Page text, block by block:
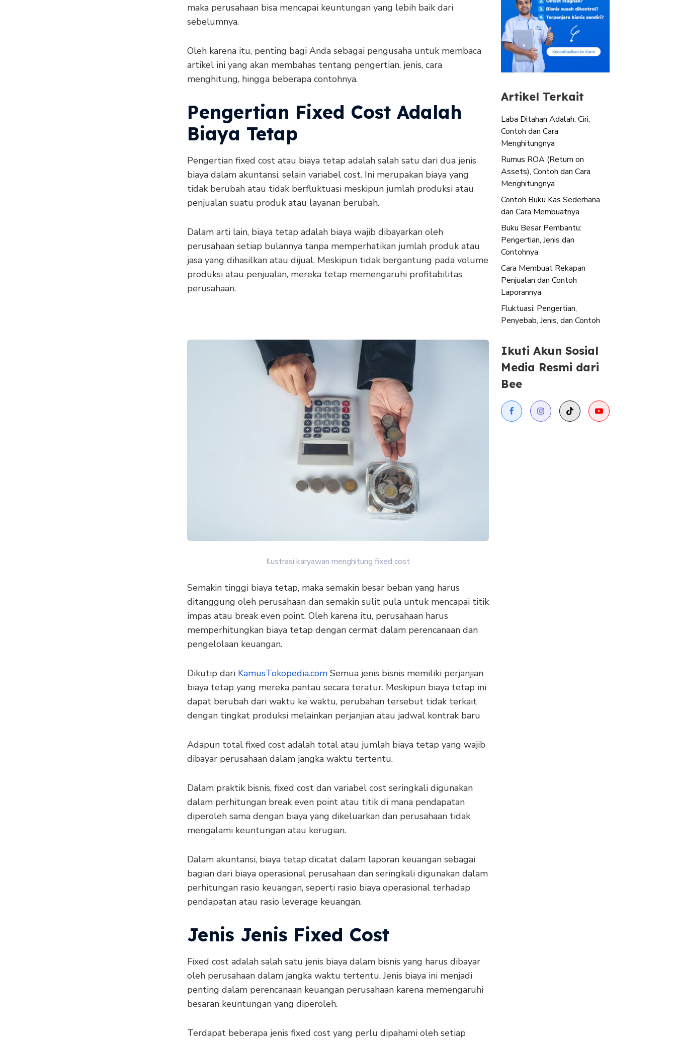
maka perusahaan bisa mencapai keuntungan yang lebih baik dari
sebelumnya.
Oleh karena itu, penting bagi Anda sebagai pengusaha untuk membaca
artikel ini yang akan membahas tentang pengertian, jenis, cara
menghitung, hingga beberapa contohnya.
Pengertian Fixed Cost Adalah
Biaya Tetap
Pengertian fixed cost atau biaya tetap adalah salah satu dari dua jenis
biaya dalam akuntansi, selain variabel cost. Ini merupakan biaya yang
tidak berubah atau tidak berfluktuasi meskipun jumlah produksi atau
penjualan suatu produk atau layanan berubah.
Dalam arti lain, biaya tetap adalah biaya wajib dibayarkan oleh
perusahaan setiap bulannya tanpa memperhatikan jumlah produk atau
jasa yang dihasilkan atau dijual. Meskipun tidak bergantung pada volume
produksi atau penjualan, mereka tetap memengaruhi profitabilitas
perusahaan.
Ilustrasi karyawan menghitung fixed cost
Semakin tinggi biaya tetap, maka semakin besar beban yang harus
ditanggung oleh perusahaan dan semakin sulit pula untuk mencapai titik
impas atau break even point. Oleh karena itu, perusahaan harus
memperhitungkan biaya tetap dengan cermat dalam perencanaan dan
pengelolaan keuangan.
Dikutip dari KamusTokopedia.com Semua jenis bisnis memiliki perjanjian
biaya tetap yang mereka pantau secara teratur. Meskipun biaya tetap ini
dapat berubah dari waktu ke waktu, perubahan tersebut tidak terkait
dengan tingkat produksi melainkan perjanjian atau jadwal kontrak baru
Adapun total fixed cost adalah total atau jumlah biaya tetap yang wajib
dibayar perusahaan dalam jangka waktu tertentu.
Dalam praktik bisnis, fixed cost dan variabel cost seringkali digunakan
dalam perhitungan break even point atau titik di mana pendapatan
diperoleh sama dengan biaya yang dikeluarkan dan perusahaan tidak
mengalami keuntungan atau kerugian.
Dalam akuntansi, biaya tetap dicatat dalam laporan keuangan sebagai
bagian dari biaya operasional perusahaan dan seringkali digunakan dalam
perhitungan rasio keuangan, seperti rasio biaya operasional terhadap
pendapatan atau rasio leverage keuangan.
Jenis Jenis Fixed Cost
Fixed cost adalah salah satu jenis biaya dalam bisnis yang harus dibayar
oleh perusahaan dalam jangka waktu tertentu. Jenis biaya ini menjadi
penting dalam perencanaan keuangan perusahaan karena memengaruhi
besaran keuntungan yang diperoleh.
Terdapat beberapa jenis fixed cost yang perlu dipahami oleh setiap
Artikel Terkait
Laba Ditahan Adalah: Ciri,
Contoh dan Cara
Menghitungnya
Rumus ROA (Return on
Assets), Contoh dan Cara
Menghitungnya
Contoh Buku Kas Sederhana
dan Cara Membuatnya
Buku Besar Pembantu:
Pengertian, Jenis dan
Contohnya
Cara Membuat Rekapan
Penjualan dan Contoh
Laporannya
Fluktuasi: Pengertian,
Penyebab, Jenis, dan Contoh
Ikuti Akun Sosial
Media Resmi dari
Bee